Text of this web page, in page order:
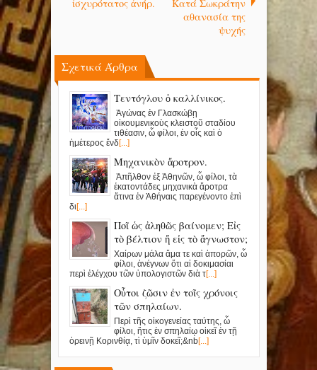
ἰσχυρότατος ἀνήρ.
Κατά Σωκράτην
αθανασία της
ψυχής
Σχετικά Άρθρα
Τεντόγλου ὁ καλλίνικος.
Ἀγώνας ἐν Γλασκώβῃ
οἰκουμενικοὺς κλειστοῦ σταδίου
τιθέασιν, ὦ φίλοι, ἐν οἷς καὶ ὁ
ἡμέτερος ἔνδ[...]
Μηχανικὸν ἄροτρον.
Ἀπῆλθον ἐξ Ἀθηνῶν, ὦ φίλοι, τὰ
ἑκατοντάδες μηχανικὰ ἄροτρα
ἅτινα ἐν Ἀθήναις παρεγένοντο ἐπὶ
δι[...]
Ποῖ ὡς ἀληθῶς βαίνομεν; Εἰς
τὸ βέλτιον ἤ εἰς τὸ ἄγνωστον;
Χαίρων μάλα ἅμα τε καὶ ἀπορῶν, ὦ
φίλοι, ἀνέγνων ὅτι αἱ δοκιμασίαι
περὶ ἐλέγχου τῶν ὑπολογιστῶν διὰ τ[...]
Οὗτοι ζῶσιν ἐν τοῖς χρόνοις
τῶν σπηλαίων.
Περὶ τῆς οἰκογενείας ταύτης, ὦ
φίλοι, ἥτις ἐν σπηλαίῳ οἰκεῖ ἐν τῇ
ὀρεινῇ Κορινθίᾳ, τὶ ὑμῖν δοκεῖ;&nb[...]